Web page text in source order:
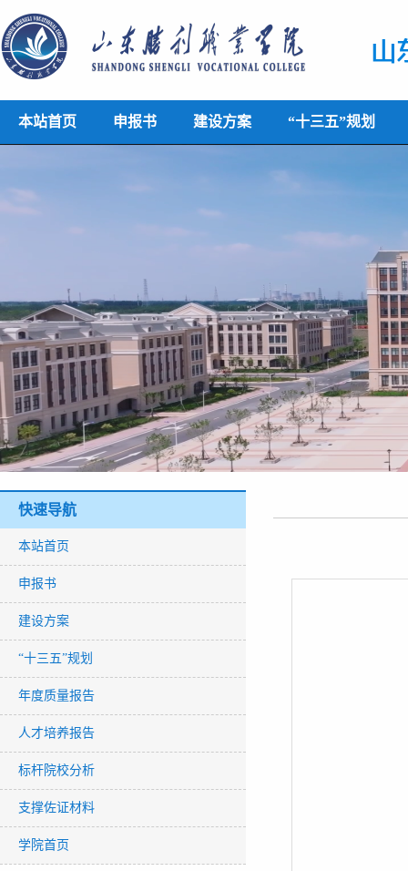
本站首页 申报书 建设方案 “十三五”规划
快速导航
本站首页
申报书
建设方案
“十三五”规划
年度质量报告
人才培养报告
标杆院校分析
支撑佐证材料
学院首页